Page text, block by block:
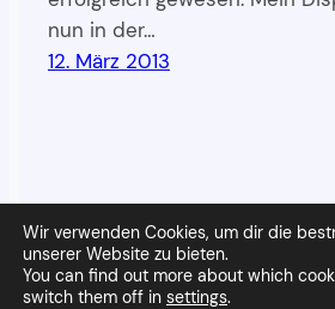
nun in der…
12. März 2013
Wandpapier Stolz
Wir verwenden Cookies, um dir die
unserer Website zu bieten.
You can find out more about which
switch them off in settings.